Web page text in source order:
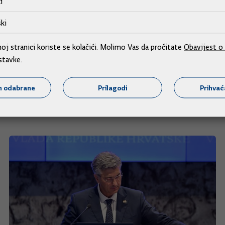
dosadašnji iznos od 265 eura za sportaše I. kategorije
sa 135 eura na 175 eura.
stranici koriste se kolačići. Molimo Vas da pročitate Obavijest o
odabrane Prilagodi